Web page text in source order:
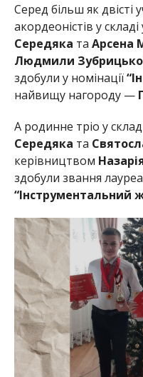
Серед більш як двісті
акордеоністів у складі
Середяка та Арсена
Людмили
здобули у номінації
найвищу нагороду —
А родинне тріо у
Середяка та
керівництвом
здобули звання
“Інструментальний